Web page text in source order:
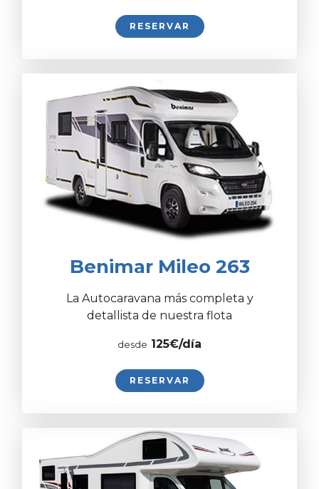
RESERVAR
Benimar Mileo 263
La Autocaravana más completa y
detallista de nuestra flota
desde 125€/día
RESERVAR